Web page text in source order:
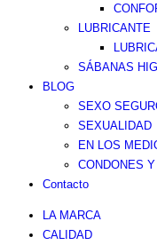
LUBRICANTE
SÁBANAS
BLOG
SEXO
SEXUALIDAD
EN LOS
CONDONES
Contacto
LA MARCA
CALIDAD